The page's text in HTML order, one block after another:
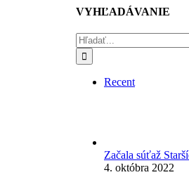
VYHĽADÁVANIE
Hľadať:
Recent
Začala súťaž
4. októbra 2022